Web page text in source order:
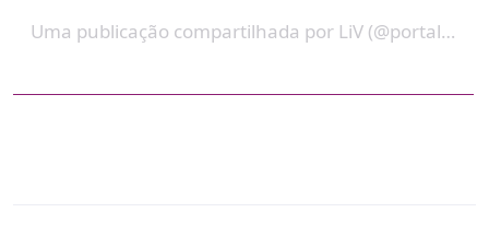
Uma publicação compartilhada por LiV (@portalerevistaliv)